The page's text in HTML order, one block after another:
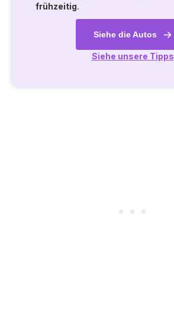
frühzeitig.
Siehe die Autos
Siehe unsere Tipps